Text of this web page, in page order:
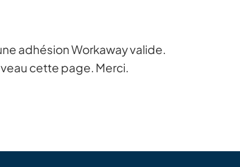
adhésion Workaway valide.
cette page. Merci.